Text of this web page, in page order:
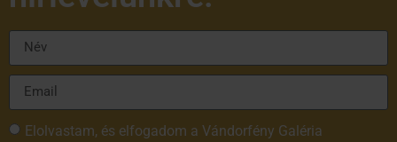
Elolvastam, és elfogadom a Vándorfény Galéria